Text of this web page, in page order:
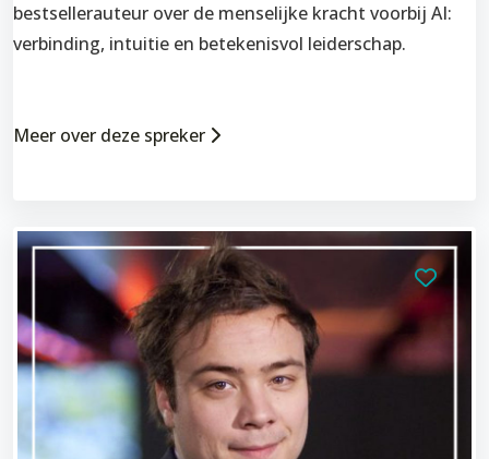
bestsellerauteur over de menselijke kracht voorbij AI:
verbinding, intuitie en betekenisvol leiderschap.
Meer over deze spreker